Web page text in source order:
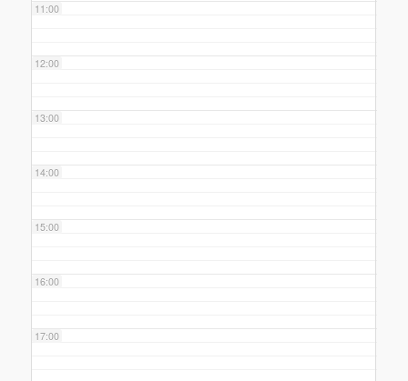
11:00
12:00
13:00
14:00
15:00
16:00
17:00